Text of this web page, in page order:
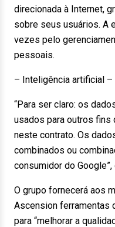
direcionada à Internet,
sobre seus usuários. A
vezes pelo
pessoais.
– Inteligência artificial –
“Para ser claro: os
usados para outros
neste contrato. Os
combinados ou
consumidor do
O grupo fornecerá aos
Ascension ferramentas
para “melhorar a